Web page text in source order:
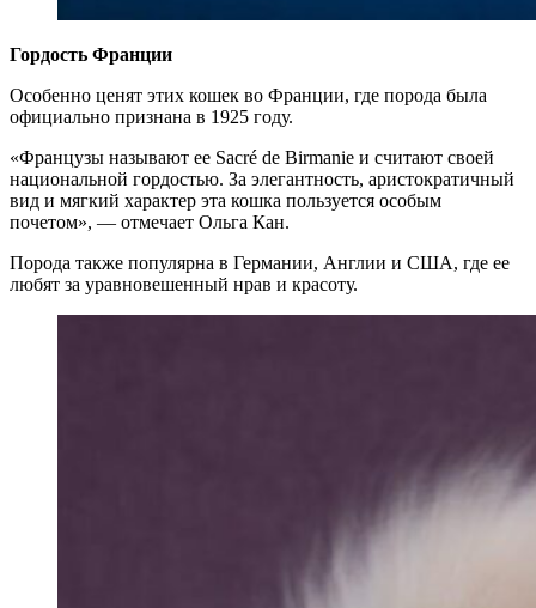
Гордость Франции
Особенно ценят этих кошек во Франции, где порода была
официально признана в 1925 году.
«Французы называют ее Sacré de Birmanie и считают своей
национальной гордостью. За элегантность, аристократичный
вид и мягкий характер эта кошка пользуется особым
почетом», — отмечает Ольга Кан.
Порода также популярна в Германии, Англии и США, где ее
любят за уравновешенный нрав и красоту.